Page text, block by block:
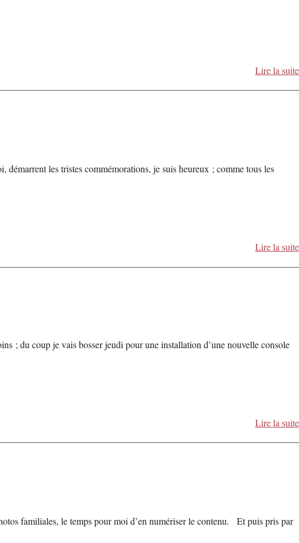
Lire la suite
les tristes commémorations, je suis heureux ; comme tous les
Lire la suite
; du coup je vais bosser jeudi pour une installation d’une nouvelle console
Lire la suite
familiales, le temps pour moi d’en numériser le contenu. Et puis pris par